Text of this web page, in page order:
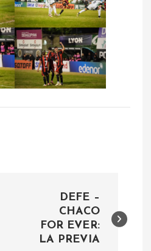
DEFE –
CHACO
FOR EVER:
LA PREVIA